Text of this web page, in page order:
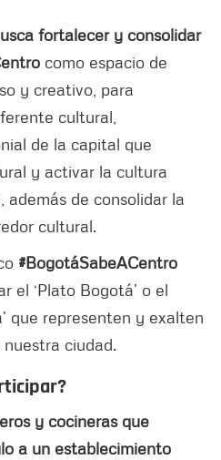
fortalecer y consolidar
como espacio de
y creativo, para
cultural,
de la capital que
y activar la cultura
además de consolidar la
cultural.
#BogotáSabeACentro
el ‘Plato Bogotá’ o el
que representen y exalten
ciudad.
y cocineras que
a un establecimiento